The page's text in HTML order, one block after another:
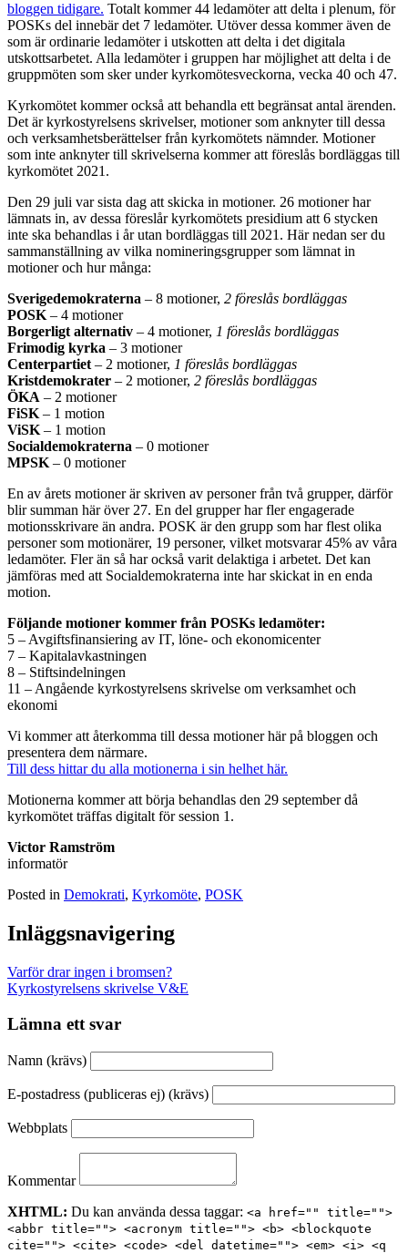
bloggen tidigare. Totalt kommer 44 ledamöter att delta i plenum, för
POSKs del innebär det 7 ledamöter. Utöver dessa kommer även de
som är ordinarie ledamöter i utskotten att delta i det digitala
utskottsarbetet. Alla ledamöter i gruppen har möjlighet att delta i de
gruppmöten som sker under kyrkomötesveckorna, vecka 40 och 47.
Kyrkomötet kommer också att behandla ett begränsat antal ärenden.
Det är kyrkostyrelsens skrivelser, motioner som anknyter till dessa
och verksamhetsberättelser från kyrkomötets nämnder. Motioner
som inte anknyter till skrivelserna kommer att föreslås bordläggas till
kyrkomötet 2021.
Den 29 juli var sista dag att skicka in motioner. 26 motioner har
lämnats in, av dessa föreslår kyrkomötets presidium att 6 stycken
inte ska behandlas i år utan bordläggas till 2021. Här nedan ser du
sammanställning av vilka nomineringsgrupper som lämnat in
motioner och hur många:
Sverigedemokraterna – 8 motioner, 2 föreslås bordläggas
POSK– 4 motioner
Borgerligt alternativ – 4 motioner, 1 föreslås bordläggas
Frimodig kyrka – 3 motioner
Centerpartiet– 2 motioner, 1 föreslås bordläggas
Kristdemokrater – 2 motioner, 2 föreslås bordläggas
ÖKA – 2 motioner
FiSK– 1 motion
ViSK– 1 motion
Socialdemokraterna – 0 motioner
MPSK– 0 motioner
En av årets motioner är skriven av personer från två grupper, därför
blir summan här över 27. En del grupper har fler engagerade
motionsskrivare än andra. POSK är den grupp som har flest olika
personer som motionärer, 19 personer, vilket motsvarar 45% av våra
ledamöter. Fler än så har också varit delaktiga i arbetet. Det kan
jämföras med att Socialdemokraterna inte har skickat in en enda
motion.
Följande motioner kommer från POSKs ledamöter:
5 – Avgiftsfinansiering av IT, löne- och ekonomicenter
7 – Kapitalavkastningen
8 – Stiftsindelningen
11 – Angående kyrkostyrelsens skrivelse om verksamhet och
ekonomi
Vi kommer att återkomma till dessa motioner här på bloggen och
presentera dem närmare.
Till dess hittar du alla motionerna i sin helhet här.
Motionerna kommer att börja behandlas den 29 september då
kyrkomötet träffas digitalt för session 1.
Victor Ramström
informatör
Posted in Demokrati, Kyrkomöte, POSK
Inläggsnavigering
Varför drar ingen i bromsen?
Kyrkostyrelsens skrivelse V&E
Lämna ett svar
Namn (krävs)
E-postadress (publiceras ej) (krävs)
Webbplats
Kommentar
XHTML: Du kan använda dessa taggar: <a href="" title="">
<abbr title=""> <acronym title=""> <b> <blockquote
cite=""> <cite> <code> <del datetime=""> <em> <i> <q